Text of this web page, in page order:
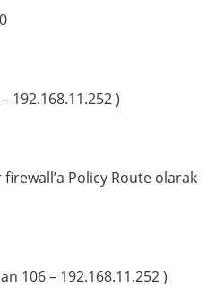
192.168.11.252 )
Policy Route olarak
106 – 192.168.11.252 )